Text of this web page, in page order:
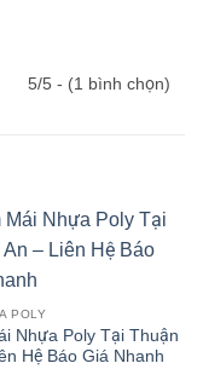
5/5 - (1 bình chọn)
POLY
Nhựa Poly Tại Thuận
Hệ Báo Giá Nhanh